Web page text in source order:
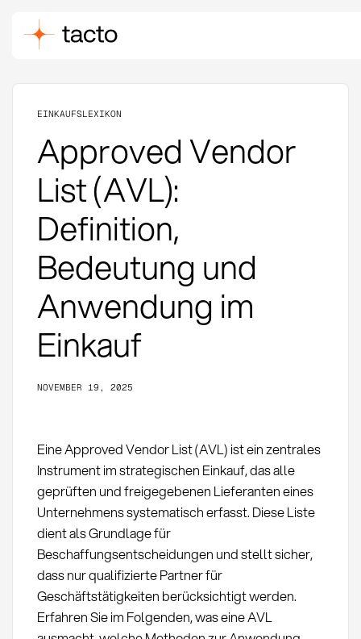
EINKAUFSLEXIKON
Approved Vendor
List (AVL):
Definition,
Bedeutung und
Anwendung im
Einkauf
NOVEMBER 19, 2025
Eine Approved Vendor List (AVL) ist ein zentrales
Instrument im strategischen Einkauf, das alle
geprüften und freigegebenen Lieferanten eines
Unternehmens systematisch erfasst. Diese Liste
dient als Grundlage für
Beschaffungsentscheidungen und stellt sicher,
dass nur qualifizierte Partner für
Geschäftstätigkeiten berücksichtigt werden.
Erfahren Sie im Folgenden, was eine AVL